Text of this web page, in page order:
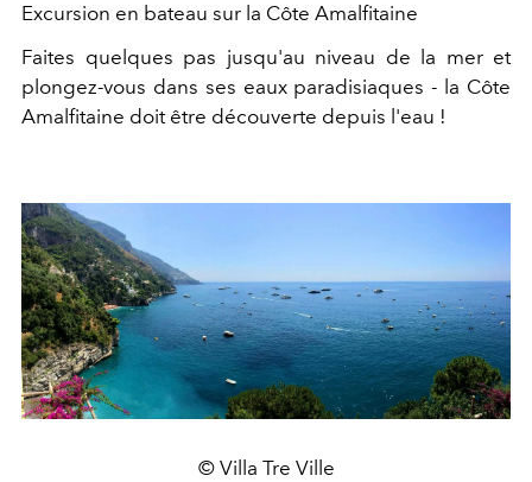
Excursion en bateau sur la Côte Amalfitaine
Faites quelques pas jusqu'au niveau de la mer et
plongez-vous dans ses eaux paradisiaques - la Côte
Amalfitaine doit être découverte depuis l'eau !
© Villa Tre Ville